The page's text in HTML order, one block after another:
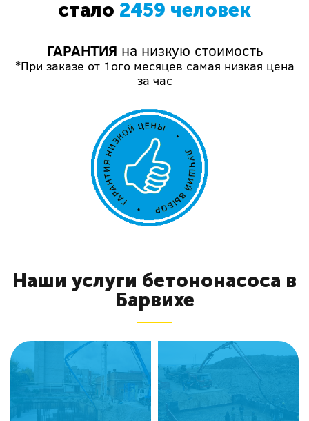
стало 2459 человек
ГАРАНТИЯ на низкую стоимость
*При заказе от 1ого месяцев самая низкая цена
за час
Наши услуги бетононасоса в
Барвихе